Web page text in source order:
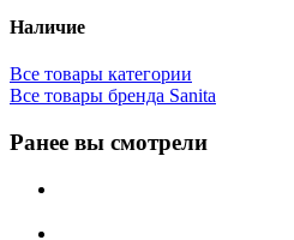
Наличие
Все товары категории
Все товары бренда Sanita
Ранее вы смотрели